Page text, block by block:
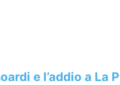
e l’addio a La